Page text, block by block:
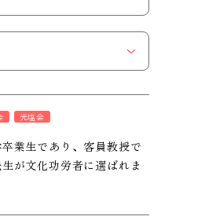
光塩会
卒業生であり、客員教授で
が文化功労者に選ばれま